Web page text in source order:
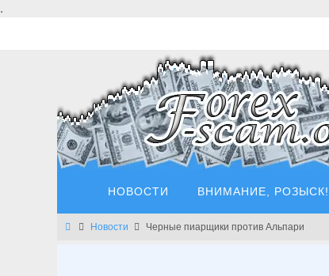
.
НОВОСТИ ВНИМАНИЕ, РОЗЫСК!
Главная
Новости Черные пиарщики против Альпари